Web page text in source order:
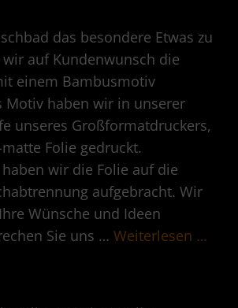
das besondere Etwas zu
auf Kundenwunsch die
einem Bambusmotiv
Motiv haben wir in unserer
unseres Großformatdruckers,
Folie gedruckt.
wir die Folie auf die
aufgebracht. Wir
Wünsche und Ideen
Sie uns … Weiterlesen …